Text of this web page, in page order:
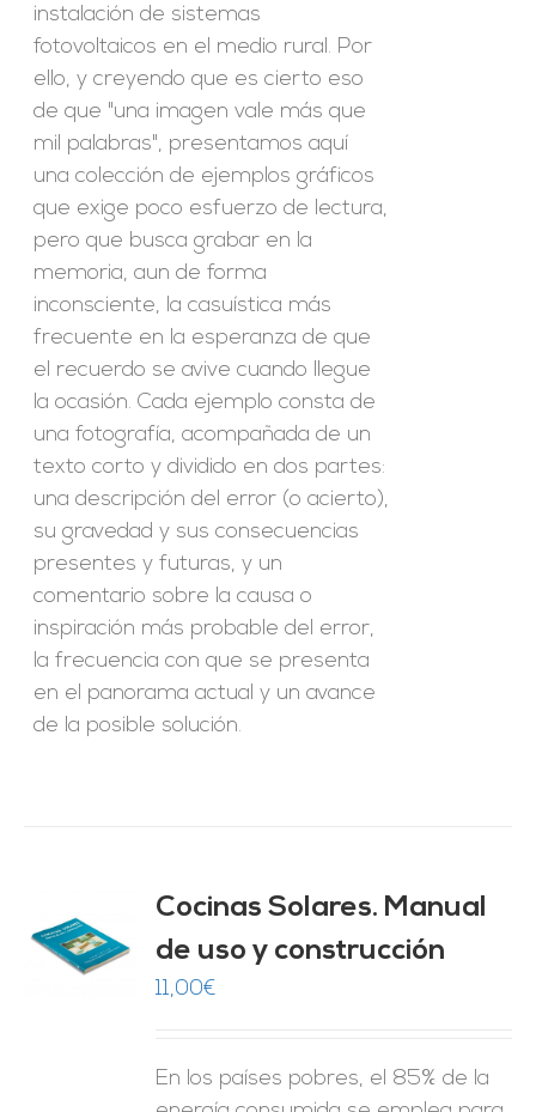
instalación de sistemas
fotovoltaicos en el medio rural. Por
ello, y creyendo que es cierto eso
de que "una imagen vale más que
mil palabras", presentamos aquí
una colección de ejemplos gráficos
que exige poco esfuerzo de lectura,
pero que busca grabar en la
memoria, aun de forma
inconsciente, la casuística más
frecuente en la esperanza de que
el recuerdo se avive cuando llegue
la ocasión. Cada ejemplo consta de
una fotografía, acompañada de un
texto corto y dividido en dos partes:
una descripción del error (o acierto),
su gravedad y sus consecuencias
presentes y futuras, y un
comentario sobre la causa o
inspiración más probable del error,
la frecuencia con que se presenta
en el panorama actual y un avance
de la posible solución.
Cocinas Solares. Manual
de uso y construcción
11,00€
En los países pobres, el 85% de la